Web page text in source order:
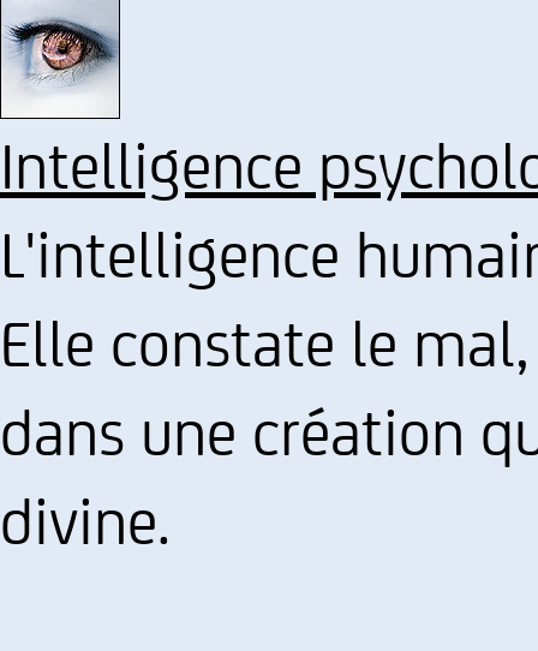
Intelligence
L'intelligence
Elle constate le
dans une création
divine.